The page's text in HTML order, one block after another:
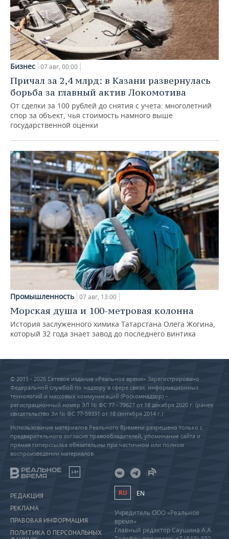
Бизнес 07 авг, 00:00
Причал за 2,4 млрд: в Казани развернулась
борьба за главный актив Локомотива
От сделки за 100 рублей до снятия с учета: многолетний
спор за объект, чья стоимость намного выше
государственной оценки
Промышленность 07 авг, 13:00
Морская душа и 100-метровая колонна
История заслуженного химика Татарстана Олега Жогина,
который 32 года знает завод до последнего винтика
© 2015 - 2026 Сетевое издание «Реальное время» Зарегистрировано
Федеральной службой по надзору в сфере связи, информационных
технологий и массовых коммуникаций (Роскомнадзор) –
регистрационный номер ЭЛ № ФС 77 - 79627 от 18 декабря 2020 г. (ранее
свидетельство Эл № ФС 77-59331 от 18 сентября 2014 г.)
Использование материалов Реального Времени разрешено только с
предварительного согласия правообладателей, упоминание сайта и
прямая гиперссылка обязательны при частичном или полном
воспроизведении материалов.
18+
РЕДАКЦИЯ
РЕКЛАМА
ПРАВОВАЯ ИНФОРМАЦИЯ
ПОЛИТИКА О ПЕРСОНАЛЬНЫХ
RU EN
Учредитель ООО «Реальное
время»
Главный редактор Саушина А.А.